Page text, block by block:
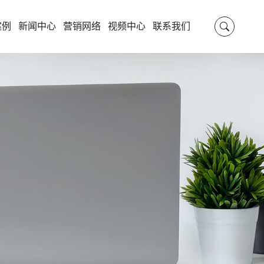
新闻中心 营销网络 视频中心 联系我们